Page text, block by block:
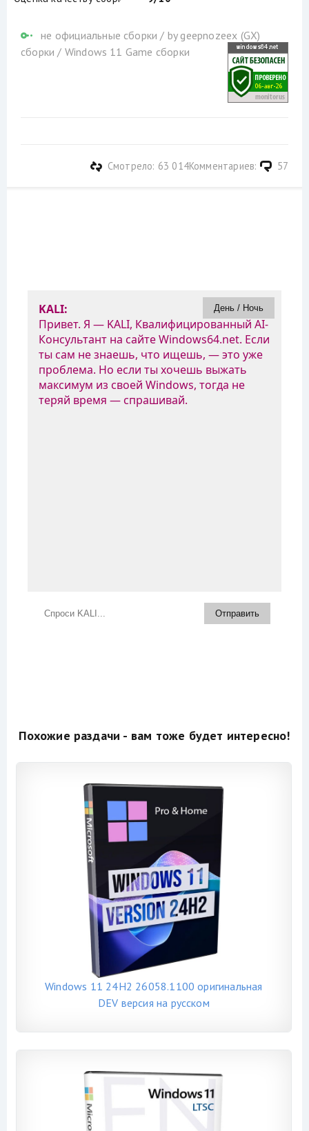
не официальные сборки / by geepnozeex (GX)
сборки / Windows 11 Game сборки
Комментариев: 57
Смотрело: 63 014
Похожие раздачи - вам тоже будет интересно!
Windows 11 24H2 26058.1100 оригинальная
DEV версия на русском